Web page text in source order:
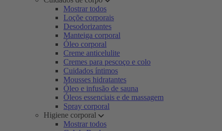
Mostrar todos
Loçõe corporais
Desodorizantes
Manteiga corporal
Óleo corporal
Creme anticelulite
Cremes para pescoço e colo
Cuidados íntimos
Mousses hidratantes
Óleo e infusão de sauna
Óleos essenciais e de massagem
Spray corporal
Higiene corporal
Mostrar todos